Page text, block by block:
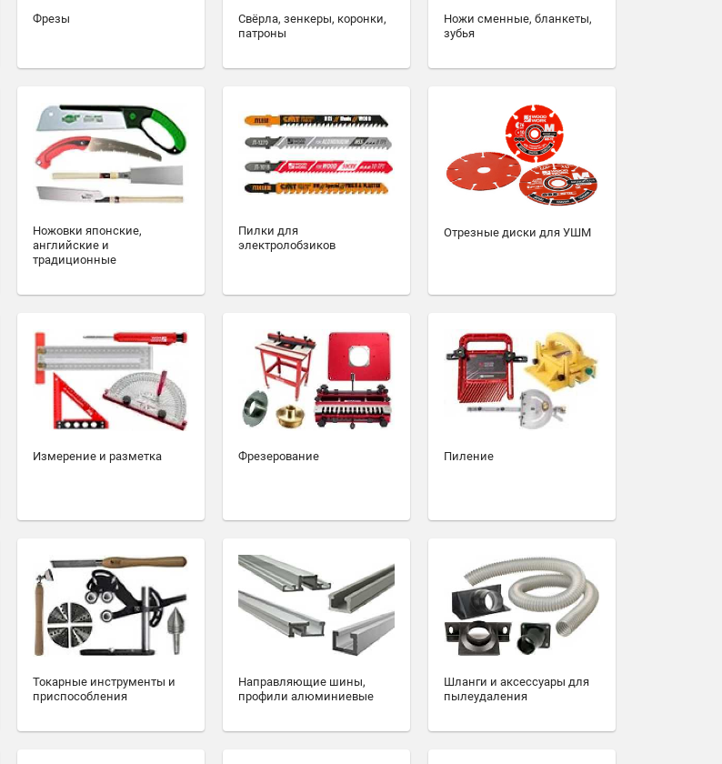
Фрезы
Свёрла, зенкеры, коронки,
патроны
Ножи сменные, бланкеты,
зубья
Ножовки японские,
английские и
традиционные
Пилки для
электролобзиков
Отрезные диски для УШМ
Измерение и разметка Фрезерование Пиление
Токарные инструменты и
приспособления
Направляющие шины,
профили алюминиевые
Шланги и аксессуары для
пылеудаления